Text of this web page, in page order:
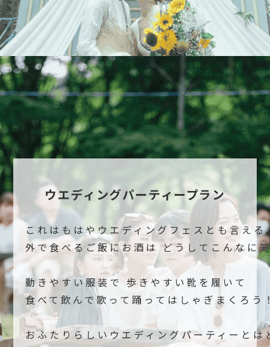
ウエディングパーティープラン
これはもはやウエディングフェスとも言え
外で食べるご飯にお酒は どうしてこんなに
動きやすい服装で 歩きやすい靴を履いて
食べて飲んで歌って踊ってはしゃぎまくろう
おふたりらしいウエディングパーティーと